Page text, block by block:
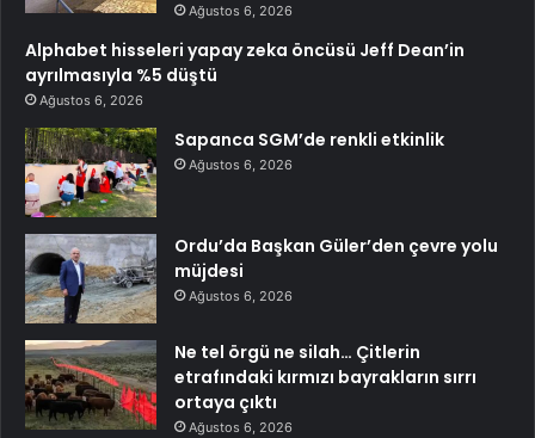
Ağustos 6, 2026
Alphabet hisseleri yapay zeka öncüsü Jeff Dean’in
ayrılmasıyla %5 düştü
Ağustos 6, 2026
Sapanca SGM’de renkli etkinlik
Ağustos 6, 2026
Ordu’da Başkan Güler’den çevre yolu
müjdesi
Ağustos 6, 2026
Ne tel örgü ne silah… Çitlerin
etrafındaki kırmızı bayrakların sırrı
ortaya çıktı
Ağustos 6, 2026